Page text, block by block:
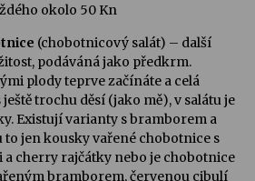
okolo 50 Kn
(chobotnicový salát) – další
podáváná jako předkrm.
plody teprve začínáte a celá
trochu děsí (jako mě), v salátu je
Existují varianty s bramborem a
to jen kousky vařené chobotnice s
cherry rajčátky nebo je chobotnice
bramborem, červenou cibulí